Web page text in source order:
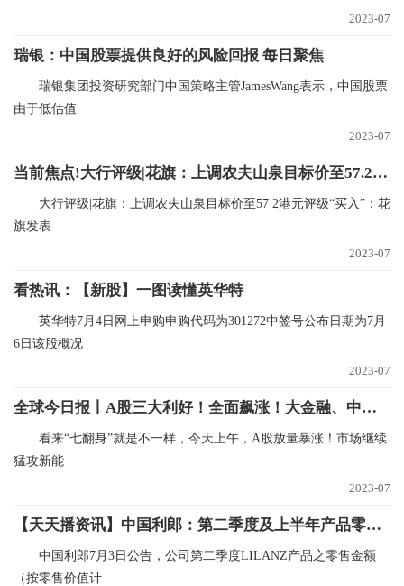
2023-07
瑞银：中国股票提供良好的风险回报 每日聚焦
瑞银集团投资研究部门中国策略主管JamesWang表示，中国股票
由于低估值
2023-07
当前焦点!大行评级|花旗：上调农夫山泉目标价至57.2港元评级“买入”
大行评级|花旗：上调农夫山泉目标价至57 2港元评级“买入”：花
旗发表
2023-07
看热讯：【新股】一图读懂英华特
英华特7月4日网上申购申购代码为301272中签号公布日期为7月
6日该股概况
2023-07
全球今日报丨A股三大利好！全面飙涨！大金融、中字头等权重股发力
看来“七翻身”就是不一样，今天上午，A股放量暴涨！市场继续
猛攻新能
2023-07
【天天播资讯】中国利郎：第二季度及上半年产品零售金额同比录得高单位数增长
中国利郎7月3日公告，公司第二季度LILANZ产品之零售金额
（按零售价值计